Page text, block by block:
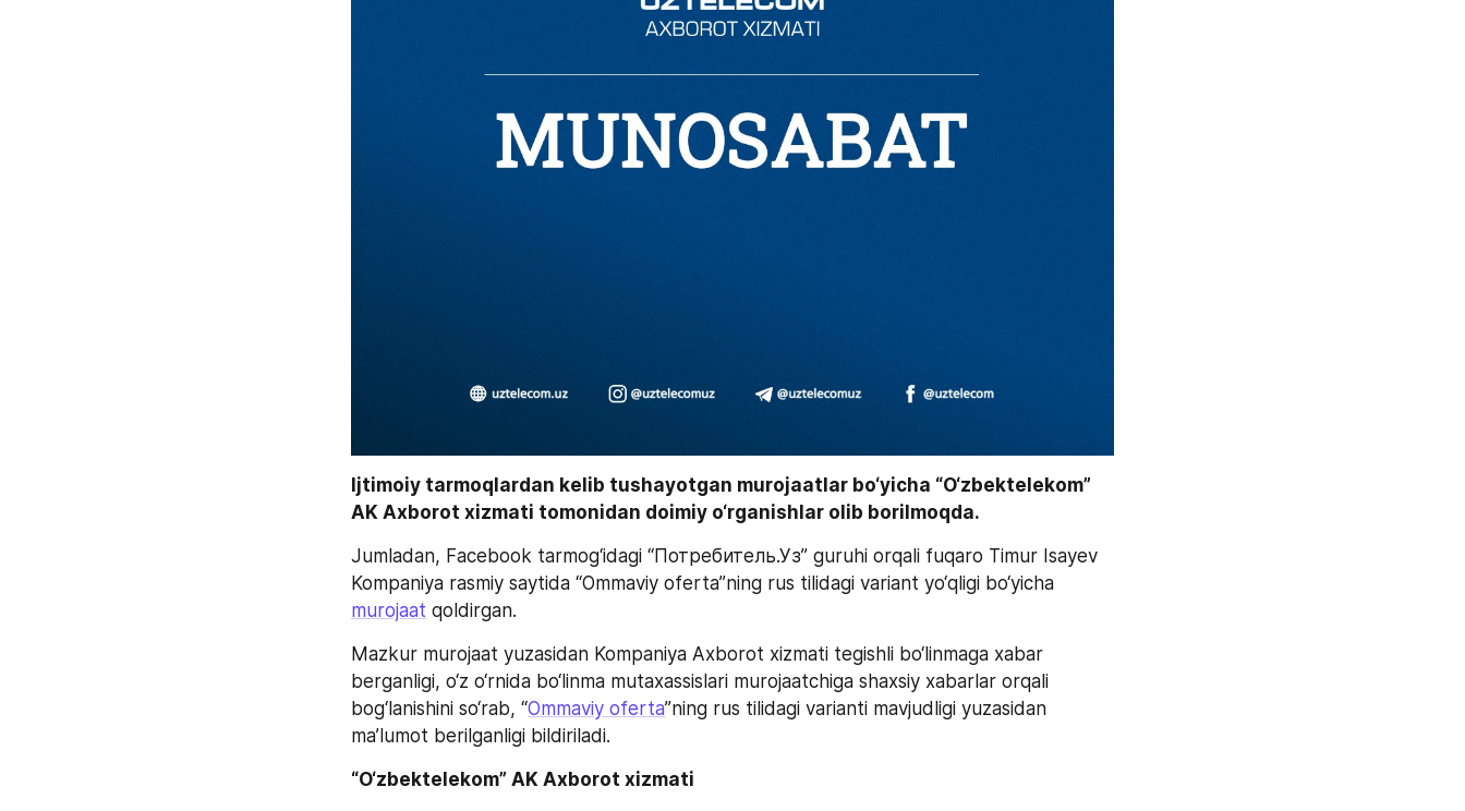
Ijtimoiy tarmoqlardan kelib tushayotgan murojaatlar bo‘yicha “O‘zbektelekom”
AK Axborot xizmati tomonidan doimiy o‘rganishlar olib borilmoqda.
Jumladan, Facebook tarmog‘idagi “Потребитель.Уз” guruhi orqali fuqaro Timur Isayev
murojaat qoldirgan.
Mazkur murojaat yuzasidan Kompaniya Axborot xizmati tegishli bo‘linmaga xabar
berganligi, o‘z o‘rnida bo‘linma mutaxassislari murojaatchiga shaxsiy xabarlar orqali
bog‘lanishini so‘rab, “Ommaviy oferta”ning rus tilidagi varianti mavjudligi yuzasidan
ma’lumot berilganligi bildiriladi.
“O‘zbektelekom” AK Axborot xizmati